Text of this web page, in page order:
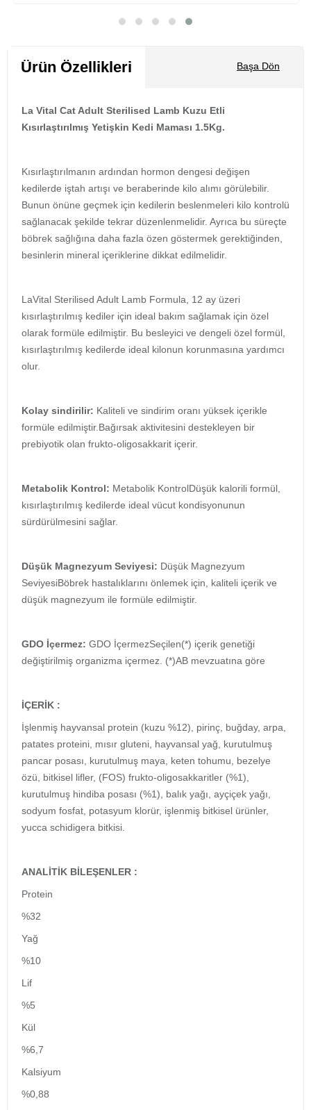
Akvaryum ürünlerinin (filtreler, pompalar, akvaryumlar ) kullanılması
Ürün Özellikleri Başa Dön
La Vital Cat Adult Sterilised Lamb Kuzu Etli
Kısırlaştırılmış Yetişkin Kedi Maması 1.5Kg.
Kısırlaştırılmanın ardından hormon dengesi değişen
kedilerde iştah artışı ve beraberinde kilo alımı görülebilir.
Bunun önüne geçmek için kedilerin beslenmeleri kilo kontrolü
sağlanacak şekilde tekrar düzenlenmelidir. Ayrıca bu süreçte
böbrek sağlığına daha fazla özen göstermek gerektiğinden,
besinlerin mineral içeriklerine dikkat edilmelidir.
LaVital Sterilised Adult Lamb Formula, 12 ay üzeri
kısırlaştırılmış kediler için ideal bakım sağlamak için özel
olarak formüle edilmiştir. Bu besleyici ve dengeli özel formül,
kısırlaştırılmış kedilerde ideal kilonun korunmasına yardımcı
olur.
Kolay sindirilir: Kaliteli ve sindirim oranı yüksek içerikle
formüle edilmiştir.Bağırsak aktivitesini destekleyen bir
prebiyotik olan frukto-oligosakkarit içerir.
Metabolik Kontrol: Metabolik KontrolDüşük kalorili formül,
kısırlaştırılmış kedilerde ideal vücut kondisyonunun
sürdürülmesini sağlar.
Düşük Magnezyum Seviyesi: Düşük Magnezyum
SeviyesiBöbrek hastalıklarını önlemek için, kaliteli içerik ve
düşük magnezyum ile formüle edilmiştir.
GDO İçermez: GDO İçermezSeçilen(*) içerik genetiği
değiştirilmiş organizma içermez. (*)AB mevzuatına göre
İÇERİK :
İşlenmiş hayvansal protein (kuzu %12), pirinç, buğday, arpa,
patates proteini, mısır gluteni, hayvansal yağ, kurutulmuş
pancar posası, kurutulmuş maya, keten tohumu, bezelye
özü, bitkisel lifler, (FOS) frukto-oligosakkaritler (%1),
kurutulmuş hindiba posası (%1), balık yağı, ayçiçek yağı,
sodyum fosfat, potasyum klorür, işlenmiş bitkisel ürünler,
yucca schidigera bitkisi.
ANALİTİK BİLEŞENLER :
Protein
%32
Yağ
%10
Lif
%5
Kül
%6,7
Kalsiyum
%0,88